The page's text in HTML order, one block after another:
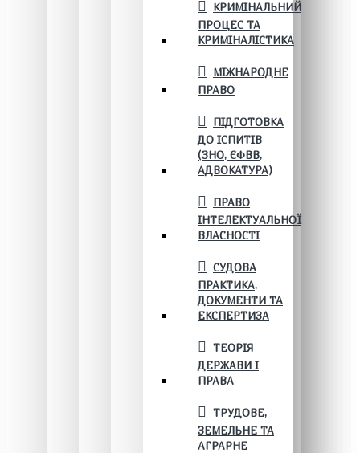
КРИМІНАЛЬНИЙ
ПРОЦЕС ТА
КРИМІНАЛІСТИКА
МІЖНАРОДНЕ
ПРАВО
ПІДГОТОВКА
ДО ІСПИТІВ
(ЗНО, ЄФВВ,
АДВОКАТУРА)
ПРАВО
ІНТЕЛЕКТУАЛЬНОЇ
ВЛАСНОСТІ
СУДОВА
ПРАКТИКА,
ДОКУМЕНТИ ТА
ЕКСПЕРТИЗА
ТЕОРІЯ
ДЕРЖАВИ І
ПРАВА
ТРУДОВЕ,
ЗЕМЕЛЬНЕ ТА
АГРАРНЕ